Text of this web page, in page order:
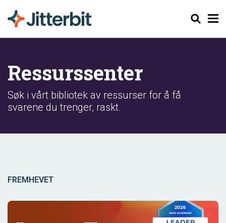
Søk
Ressurssenter
Søk i vårt bibliotek av ressurser for å få
svarene du trenger, raskt.
FREMHEVET